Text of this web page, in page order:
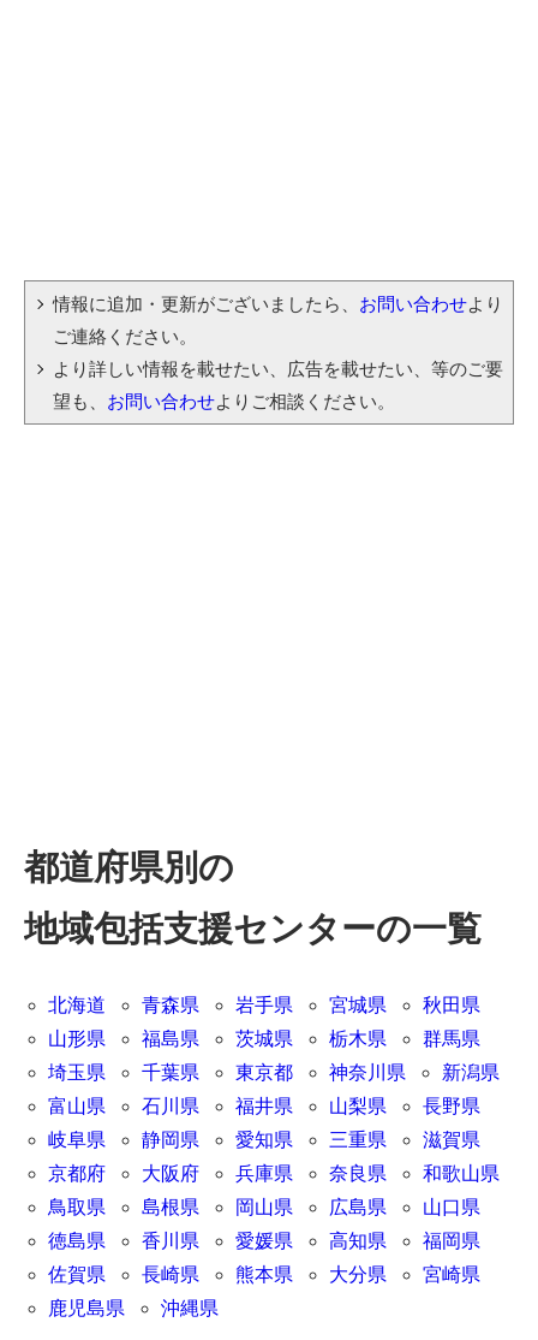
情報に追加・更新がございましたら、 お問い合わせより
ご連絡ください。
より詳しい情報を載せたい、広告を載せたい、等のご要
望も、 お問い合わせよりご相談ください。
都道府県別の
地域包括支援センターの一覧
北海道 青森県 岩手県 宮城県
秋田県
山形県
福島県 茨城県 栃木県
群馬県
埼玉県
千葉県 東京都 神奈川県
新潟県
富山県
石川県 福井県 山梨県
長野県
岐阜県
静岡県 愛知県 三重県
滋賀県
京都府
大阪府 兵庫県 奈良県
和歌山県
鳥取県
島根県 岡山県 広島県
山口県
徳島県
香川県 愛媛県 高知県
福岡県
佐賀県
長崎県 熊本県 大分県
宮崎県
鹿児島県
沖縄県